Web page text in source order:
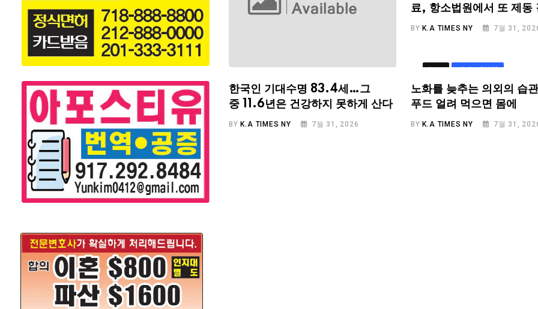
료, 항소법원에서 또 제동
BYK.A TIMES NY 7월 31,
한국인 기대수명 83.4세…그
중 11.6년은 건강하지 못하게 산다
BYK.A TIMES NY 7월 31, 2026
뉴스 라이프/건강
노화를 늦추는 의외의 습
푸드 얼려 먹으면 몸에
BYK.A TIMES NY 7월 31,